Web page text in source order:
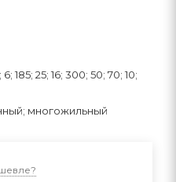
6; 185; 25; 16; 300; 50; 70; 10;
многожильный